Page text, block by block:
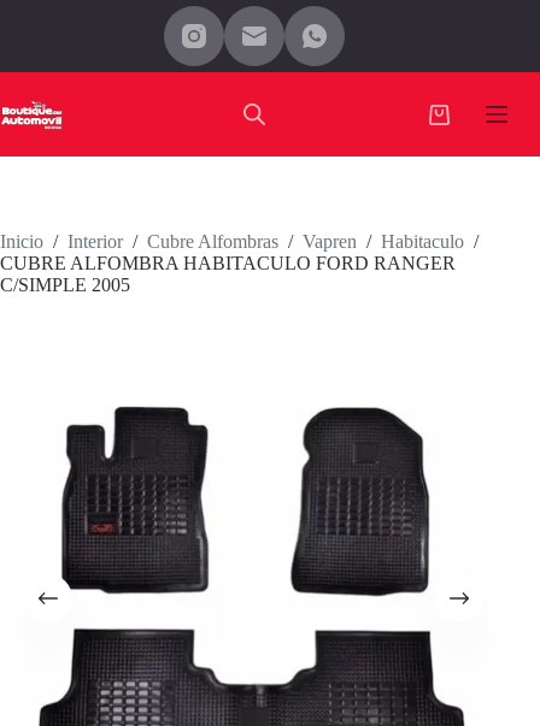
Carro
Inicio / Interior / Cubre Alfombras / Vapren / Habitaculo /
CUBRE ALFOMBRA HABITACULO FORD RANGER
C/SIMPLE 2005